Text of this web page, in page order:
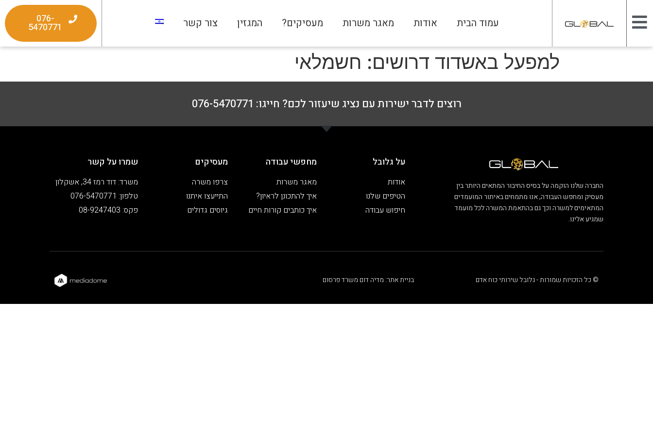
עמוד הבית אודות מאגר משרות מעסיקים? המגזין צור קשר 076-
5470771
למפעל באשדוד דרושים: חשמלאי
רוצים לדבר ישירות עם נציג שיעזור לכם? חייגו: 076-5470771
החברה שלנו הוקמה על בסיס החיבור המתאים היותר בין
מעסיק ומחפש העבודה, אנו מתמחים באיתור המועמדים
המתאימים למשרה וכך גם בהתאמת המשרה לכל מועמד
שמגיע אלינו.
על גלובל
אודות
הטיפים שלנו
חיפוש עבודה
מחפשי עבודה
מאגר משרות
איך להתכונן לראיון?
איך כותבים קורות חיים
מעסיקים
צרפו משרה
התייעצו איתנו
גיוסים גדולים
שמרו על קשר
משרד: דוד רמז 34, אשקלון
טלפון: 076-5470771
פקס: 08-9247403
© כל הזכויות שמורות - גלובל שירותי כוח אדם בניית אתר: מדיה דום משרד פרסום